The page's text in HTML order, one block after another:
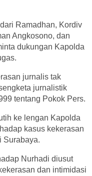
Ramadhan, Kordiv
Angkosono, dan
dukungan Kapolda
jurnalis tak
jurnalistik
tentang Pokok Pers.
ke lengan Kapolda
kasus kekerasan
Surabaya.
Nurhadi diusut
dan intimidasi